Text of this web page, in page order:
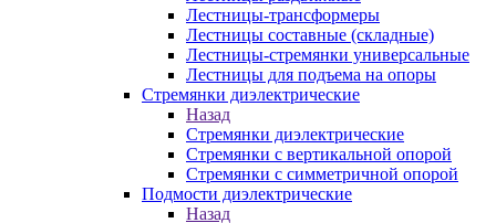
Лестницы-трансформеры
Лестницы составные (складные)
Лестницы-стремянки универсальные
Лестницы для подъема на опоры
Стремянки диэлектрические
Назад
Стремянки диэлектрические
Стремянки с вертикальной опорой
Стремянки с симметричной опорой
Подмости диэлектрические
Назад